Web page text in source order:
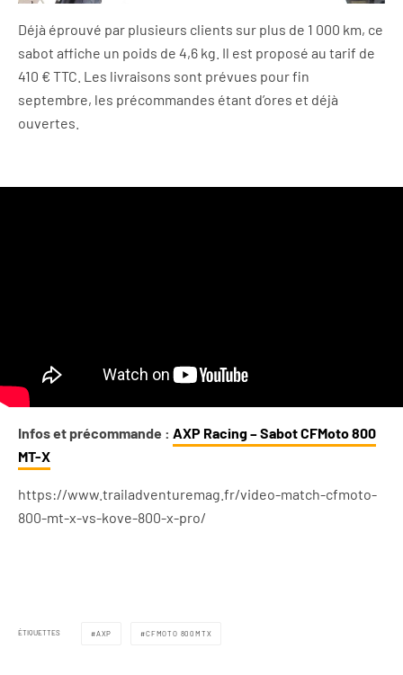
Déjà éprouvé par plusieurs clients sur plus de 1 000 km, ce
sabot affiche un poids de 4,6 kg. Il est proposé au tarif de
410 € TTC. Les livraisons sont prévues pour fin
septembre, les précommandes étant d’ores et déjà
ouvertes.
Infos et précommande : AXP Racing – Sabot CFMoto 800
MT-X
https://www.trailadventuremag.fr/video-match-cfmoto-
800-mt-x-vs-kove-800-x-pro/
ÉTIQUETTES AXP CFMOTO 800MTX